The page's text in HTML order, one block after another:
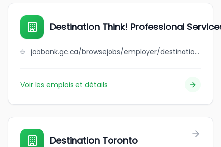
Destination Think! Professional
jobbank.gc.ca/browsejobs/employer/destination+think%21+professional+services/ca
Voir les emplois et détails
Destination Toronto